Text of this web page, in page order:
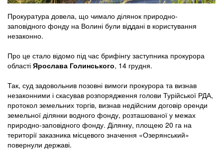
Прокуратура довела, що чимало ділянок природно-
заповідного фонду на Волині були віддані в користування
незаконно.
Про це стало відомо під час брифінгу заступника прокурора
області Ярослава Голинського, 14 грудня.
Так, суд задовольнив позовні вимоги прокурора та визнав
незаконними і скасував розпорядження голови Турійської РДА,
протокол земельних торгів, визнав недійсним договір оренди
земельної ділянки водного фонду, розташованої у межах
природно-заповідного фонду. Ділянку, площею 20 га на
території заказника місцевого значення «Озерянський»
повернули державі.